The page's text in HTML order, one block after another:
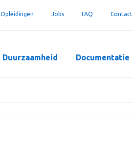
Opleidingen Jobs FAQ Contact
Duurzaamheid Documentatie